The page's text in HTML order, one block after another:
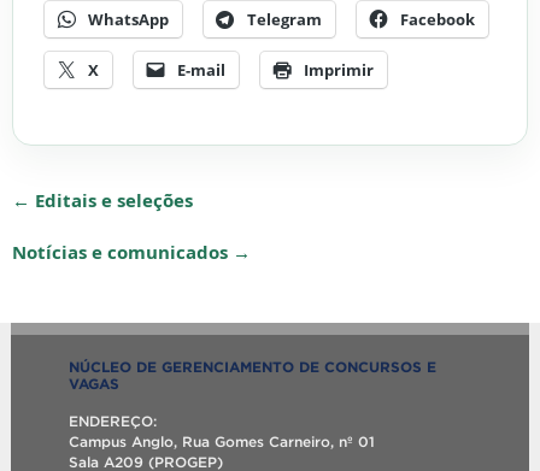
WhatsApp Telegram Facebook
X E-mail Imprimir
← Editais e seleções
Notícias e comunicados →
NÚCLEO DE GERENCIAMENTO DE CONCURSOS E
VAGAS
ENDEREÇO:
Campus Anglo, Rua Gomes Carneiro, nº 01
Sala A209 (PROGEP)